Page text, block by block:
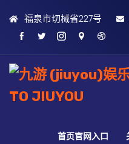
福泉市切械省227号
首页官网入口